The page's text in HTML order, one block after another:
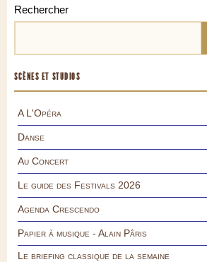
Rechercher
SCÈNES ET STUDIOS
A L'Opéra
Danse
Au Concert
Le guide des Festivals 2026
Agenda Crescendo
Papier à musique - Alain Pâris
Le briefing classique de la semaine